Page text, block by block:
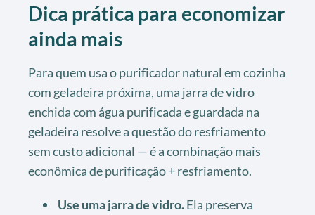
Dica prática para economizar
ainda mais
Para quem usa o purificador natural em cozinha
com geladeira próxima, uma jarra de vidro
enchida com água purificada e guardada na
geladeira resolve a questão do resfriamento
sem custo adicional — é a combinação mais
econômica de purificação + resfriamento.
Use uma jarra de vidro.Ela preserva